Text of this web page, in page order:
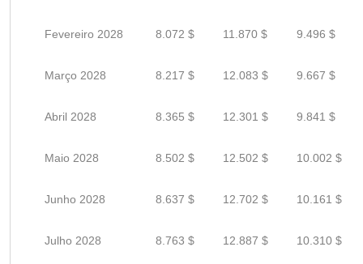
Fevereiro 2028 8.072 $ 11.870 $ 9.496 $
Março 2028 8.217 $ 12.083 $ 9.667 $
Abril 2028 8.365 $ 12.301 $ 9.841 $
Maio 2028 8.502 $ 12.502 $ 10.002 $
Junho 2028 8.637 $ 12.702 $ 10.161 $
Julho 2028 8.763 $ 12.887 $ 10.310 $